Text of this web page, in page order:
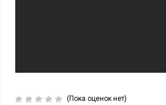
(Пока оценок нет)